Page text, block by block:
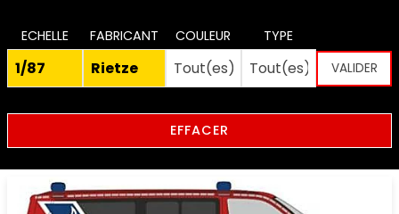
ECHELLE FABRICANT COULEUR TYPE
EFFACER